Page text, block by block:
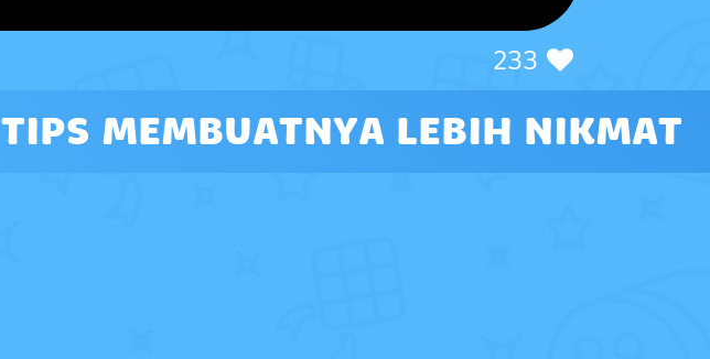
233
MEMBUATNYA LEBIH NIKMAT